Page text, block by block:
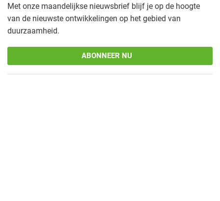
Met onze maandelijkse nieuwsbrief blijf je op de hoogte
van de nieuwste ontwikkelingen op het gebied van
duurzaamheid.
ABONNEER NU